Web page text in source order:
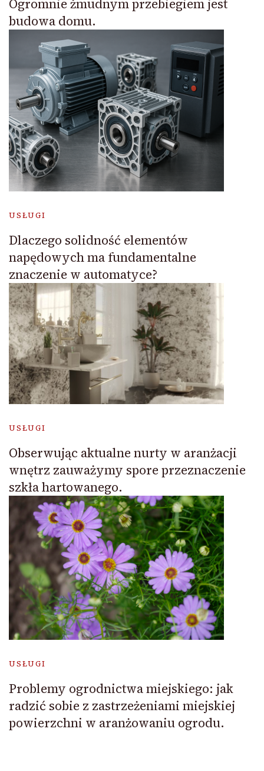
Ogromnie żmudnym przebiegiem jest
budowa domu.
USŁUGI
Dlaczego solidność elementów
napędowych ma fundamentalne
znaczenie w automatyce?
USŁUGI
Obserwując aktualne nurty w aranżacji
wnętrz zauważymy spore przeznaczenie
szkła hartowanego.
USŁUGI
Problemy ogrodnictwa miejskiego: jak
radzić sobie z zastrzeżeniami miejskiej
powierzchni w aranżowaniu ogrodu.